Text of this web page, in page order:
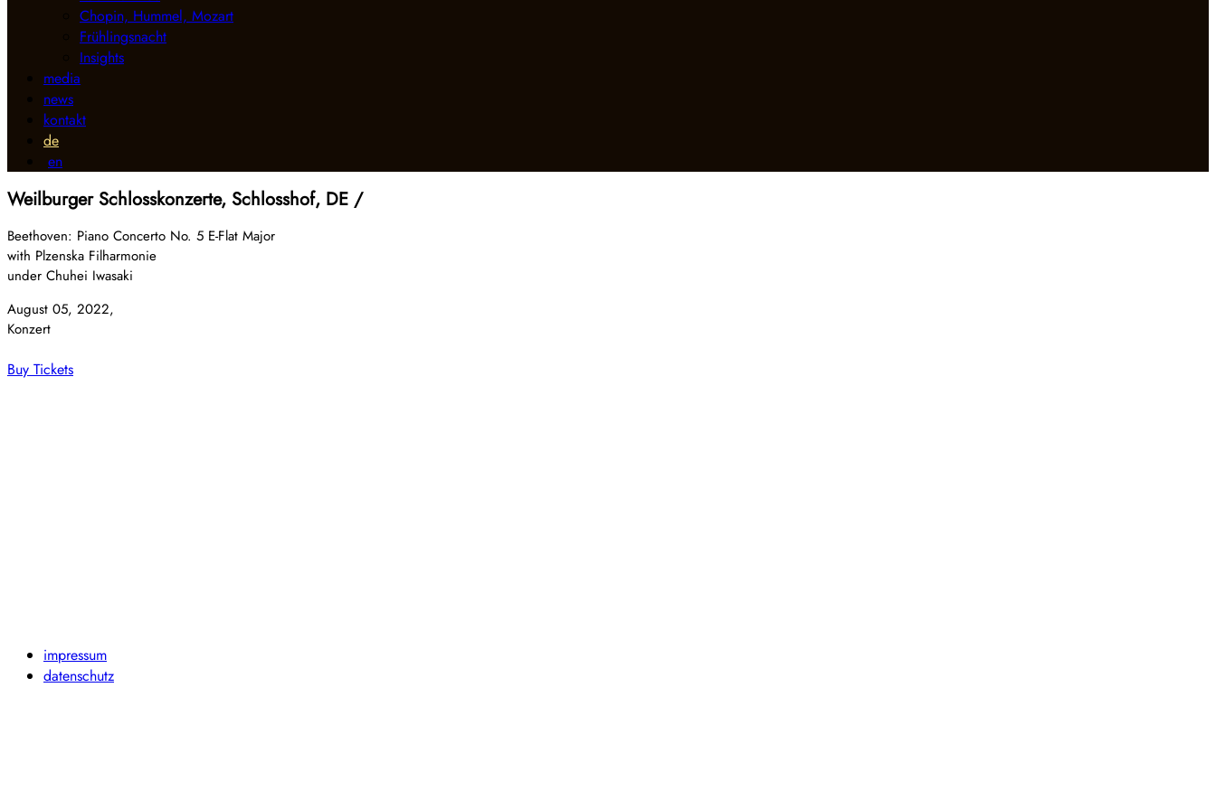
Chopin, Hummel, Mozart
Frühlingsnacht
Insights
media
news
kontakt
de
en
Weilburger Schlosskonzerte, Schlosshof, DE /
Beethoven: Piano Concerto No. 5 E-Flat Major
with Plzenska Filharmonie
under Chuhei Iwasaki
August 05, 2022,
Konzert
Buy Tickets
impressum
datenschutz